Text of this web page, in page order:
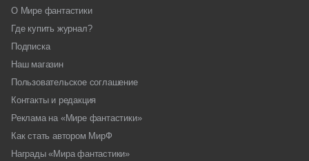
О Мире фантастики
Где купить журнал?
Подписка
Наш магазин
Пользовательское соглашение
Контакты и редакция
Реклама на «Мире фантастики»
Как стать автором МирФ
Награды «Мира фантастики»